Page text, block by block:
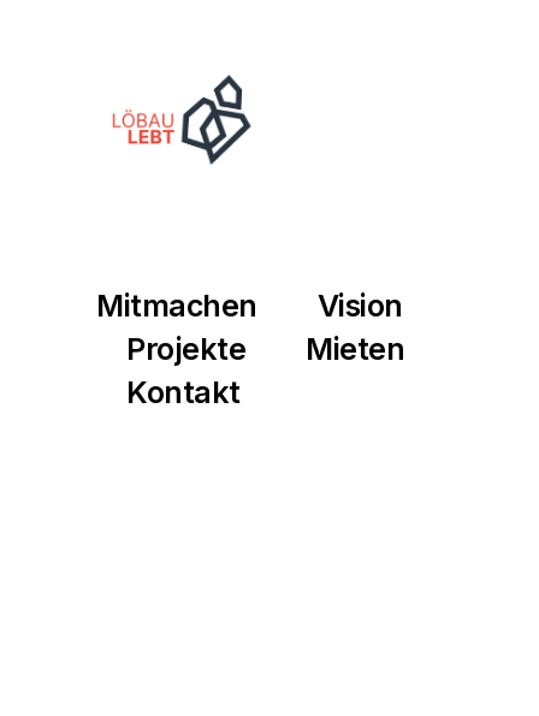
Mitmachen
Vision
Projekte
Mieten
Kontakt